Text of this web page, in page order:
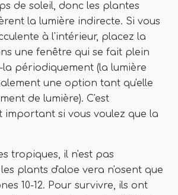
de soleil, donc les plantes
la lumière indirecte. Si vous
à l'intérieur, placez la
une fenêtre qui se fait plein
périodiquement (la lumière
une option tant qu'elle
de lumière). C'est
important si vous voulez que la
tropiques, il n'est pas
plants d'aloe vera n'osent que
10-12. Pour survivre, ils ont